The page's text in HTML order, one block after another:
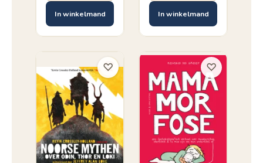
In winkelmand In winkelmand
♡ ♡